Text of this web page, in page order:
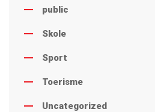
public
Skole
Sport
Toerisme
Uncategorized